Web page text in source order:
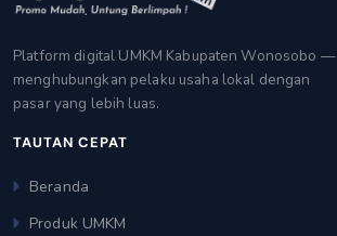
Platform digital UMKM Kabupaten Wonosobo —
menghubungkan pelaku usaha lokal dengan
pasar yang lebih luas.
TAUTAN CEPAT
Beranda
Produk UMKM